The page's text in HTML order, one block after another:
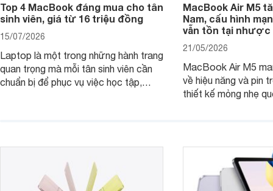
Top 4 MacBook đáng mua cho tân
sinh viên, giá từ 16 triệu đồng
15/07/2026
Laptop là một trong những hành trang
quan trọng mà mỗi tân sinh viên cần
chuẩn bị để phục vụ việc học tập,
MacBook đáng cân nhắc dành cho
MacBook Air M5
Nam, cấu hình
vẫn tồn tại nhược
21/05/2026
MacBook Air M5
về hiệu năng và pin
thiết kế mỏng nhẹ